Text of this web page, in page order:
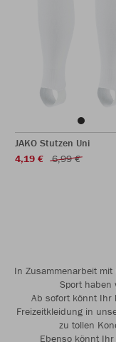
JAKO Stutzen Uni
4,19 €
6,99 €
In Zusammenarbeit
Sport haben
Ab sofort könnt Ihr
Freizeitkleidung in
zu tollen
Ebenso könnt